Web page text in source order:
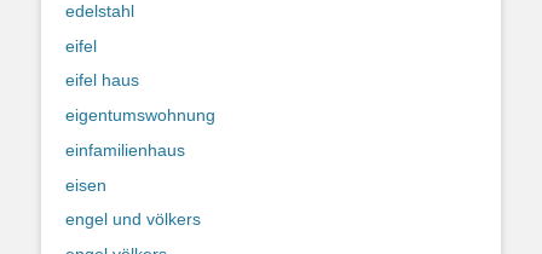
edelstahl
eifel
eifel haus
eigentumswohnung
einfamilienhaus
eisen
engel und völkers